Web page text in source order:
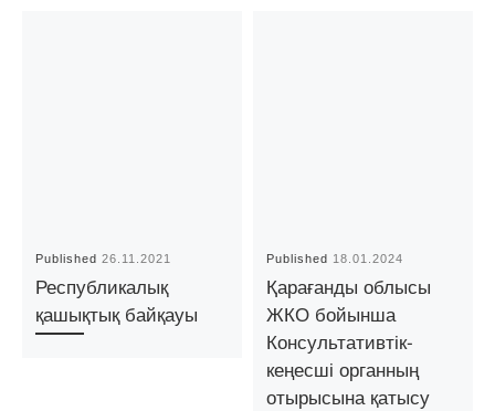
Published26.11.2021
Республикалық
қашықтық байқауы
Published 18.01.2024
Қарағанды облысы
ЖКО бойынша
Консультативтік-
кеңесші органның
отырысына қатысу